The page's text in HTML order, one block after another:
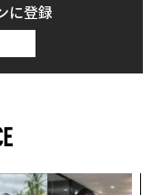
に登録